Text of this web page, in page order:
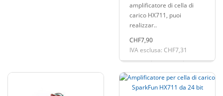
amplificatore di cella di
carico HX711, puoi
realizzar..
CHF7,90
IVA esclusa: CHF7,31